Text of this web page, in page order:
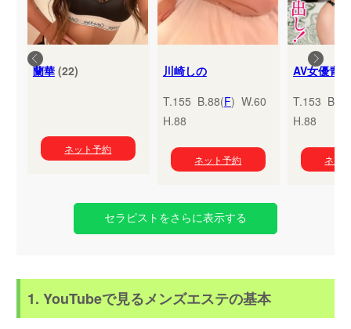
蘭華(22)
ネット予約
川崎しの
T.155 B.88(F) W.60
H.88
ネット予約
T.153
H.88
ネッ
セラピストをさらに表示する
1. YouTubeで見るメンズエステの基本